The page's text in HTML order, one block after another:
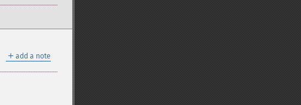
＋ add a note